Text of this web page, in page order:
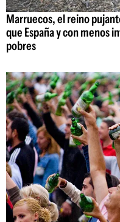
Marruecos, el reino
que España y con menos
pobres